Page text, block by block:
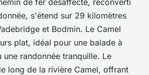
s'étend sur 29 kilomètres
et Bodmin. Le Camel
plat, idéal pour une balade à
randonnée tranquille. Le
long de la rivière Camel, offrant